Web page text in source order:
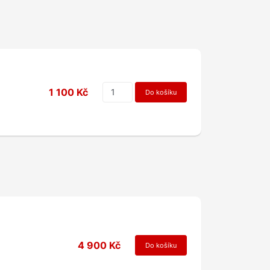
1 100 Kč Do košíku
4 900 Kč Do košíku